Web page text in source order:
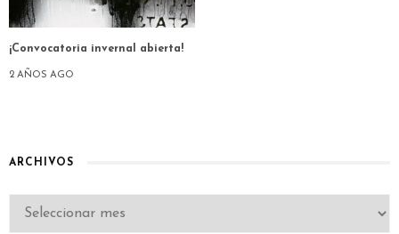
¡Convocatoria invernal abierta!
2 AÑOS AGO
ARCHIVOS